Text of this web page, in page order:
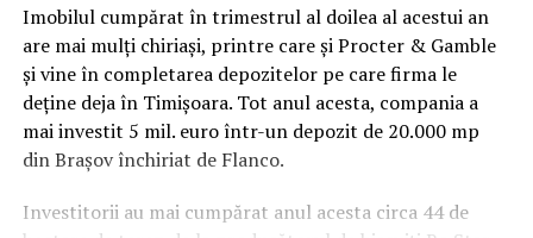
Imobilul cumpărat în trimestrul al doilea al acestui an
are mai mulţi chiriaşi, printre care şi Procter & Gamble
şi vine în completarea depozitelor pe care firma le
deţine deja în Timişoara. Tot anul acesta, compania a
mai investit 5 mil. euro într-un depozit de 20.000 mp
din Braşov închiriat de Flanco.
Investitorii au mai cumpărat anul acesta circa 44 de